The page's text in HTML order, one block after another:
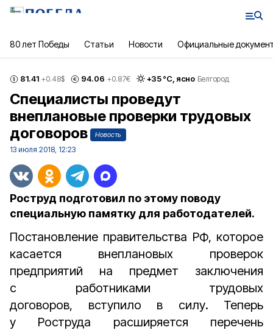
80 лет Победы Статьи Новости Официальные
81.41 +0.48$ 94.06 +0.87€ +35°С, ясно Белгород
Специалисты проведут
внеплановые проверки трудовых
договоров
Новость
13 июля 2018, 12:23
Роструд подготовил по этому поводу
специальную памятку для работодателей.
Постановление правительства РФ, которое
касается внеплановых проверок
предприятий на предмет заключения
с работниками трудовых
договоров, вступило в силу. Теперь
у Роструда расширяется перечень